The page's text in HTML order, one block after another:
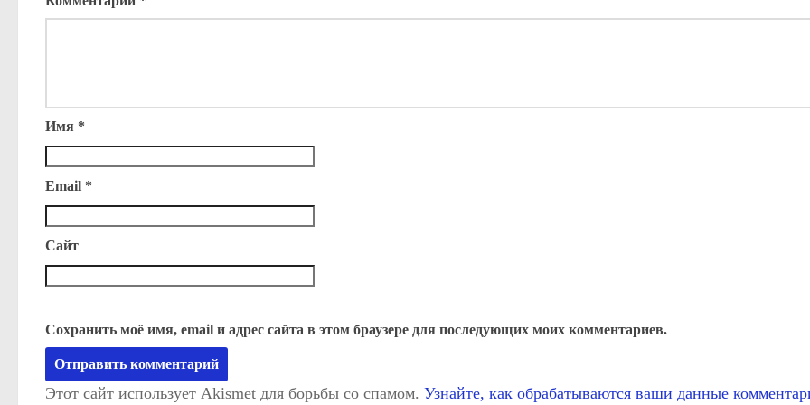
Имя *
Email *
Сайт
Сохранить моё имя, email и адрес сайта в этом браузере для последующих моих комментариев.
Этот сайт использует Akismet для борьбы со спамом. Узнайте, как обрабатываются ваши данные